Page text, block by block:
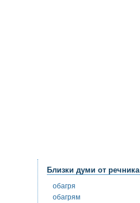
Близки думи от речника
обагря
обагрям